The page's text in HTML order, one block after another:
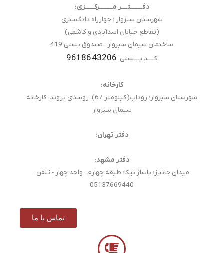
دفــــــــتــــر مـــــــــرکــــــزی:
شهرستان سبزوار ؛ چهارراه دادگستری
(تقاطع خیابان اسدآبادی و کاشفی)
ساختمان سیمان سبزوار ، صندوق پستی 419
کــــد پــــستی: 9618643206
کارخانه:
شهرستان سبزوار؛ روداب(کیلومتر 67)؛ روستای پروند؛ کارخانه
سیمان سبزوار
دفتر تهران:
دفتر مشهد:
میدان جانباز؛ پاساژ نیکا؛ طبقه چهارم ؛ واحد چهار - تلفن:
05137669440
تماس با ما